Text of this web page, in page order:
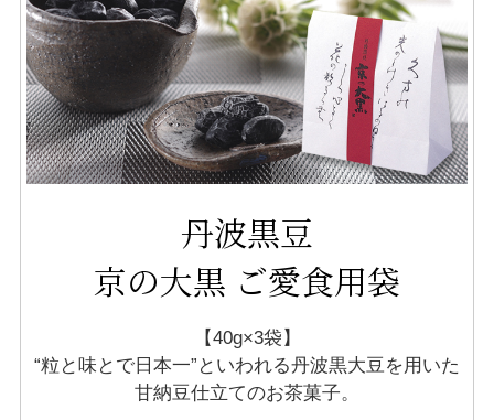
丹波黒豆
京の大黒 ご愛食用袋
【40g×3袋】
“粒と味とで日本一”といわれる丹波黒大豆を用いた
甘納豆仕立てのお茶菓子。